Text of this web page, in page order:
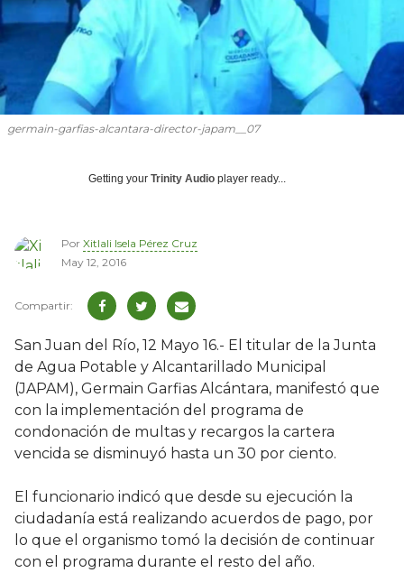
germain-garfias-alcantara-director-japam__07
Getting your Trinity Audio player ready...
Por Xitlali Isela Pérez Cruz
May 12, 2016
San Juan del Río, 12 Mayo 16.- El titular de la Junta
de Agua Potable y Alcantarillado Municipal
(JAPAM), Germain Garfias Alcántara, manifestó que
con la implementación del programa de
condonación de multas y recargos la cartera
vencida se disminuyó hasta un 30 por ciento.
El funcionario indicó que desde su ejecución la
ciudadanía está realizando acuerdos de pago, por
lo que el organismo tomó la decisión de continuar
con el programa durante el resto del año.